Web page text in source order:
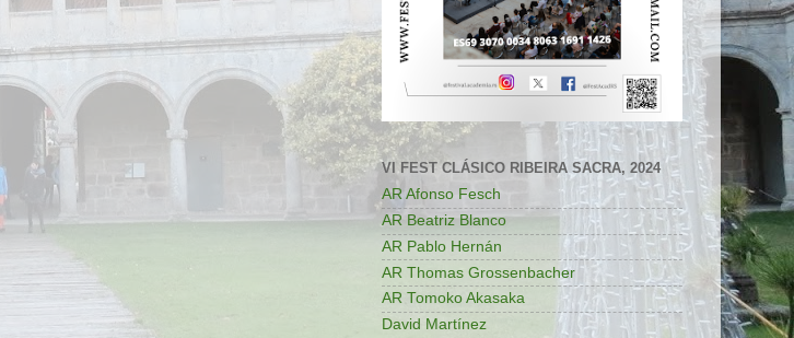
VI FEST CLÁSICO RIBEIRA SACRA, 2024
AR Afonso Fesch
AR Beatriz Blanco
AR Pablo Hernán
AR Thomas Grossenbacher
AR Tomoko Akasaka
David Martínez